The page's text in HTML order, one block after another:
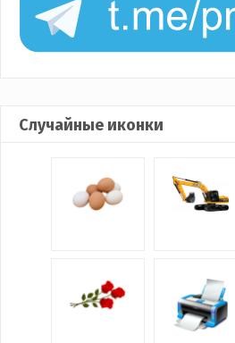
Случайные иконки